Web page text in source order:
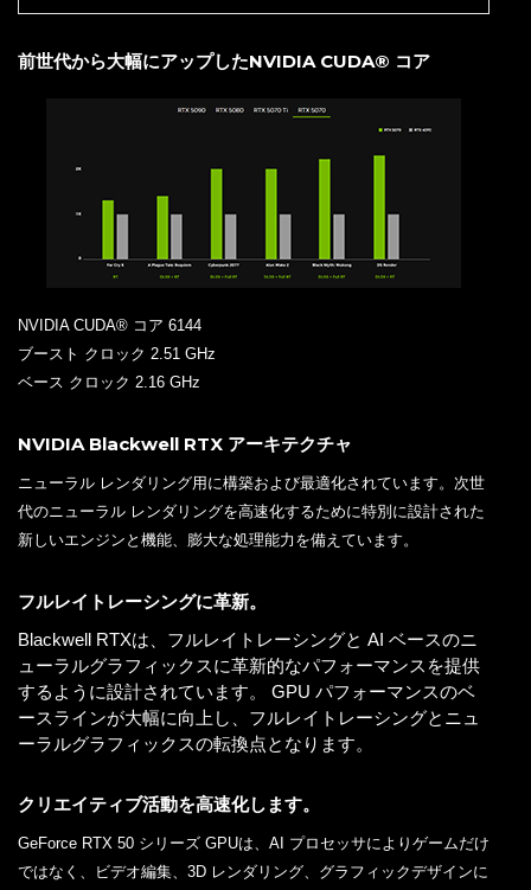
前世代から大幅にアップしたNVIDIA CUDA® コア
NVIDIA CUDA® コア 6144
ブースト クロック 2.51 GHz
ベース クロック 2.16 GHz
NVIDIA Blackwell RTX アーキテクチャ
ニューラル レンダリング用に構築および最適化されています。次世
代のニューラル レンダリングを高速化するために特別に設計された
新しいエンジンと機能、膨大な処理能力を備えています。
フルレイトレーシングに革新。
Blackwell RTXは、フルレイトレーシングと AI ベースのニ
ューラルグラフィックスに革新的なパフォーマンスを提供
するように設計されています。 GPU パフォーマンスのベ
ースラインが大幅に向上し、フルレイトレーシングとニュ
ーラルグラフィックスの転換点となります。
クリエイティブ活動を高速化します。
GeForce RTX 50 シリーズ GPUは、AI プロセッサによりゲームだけ
ではなく、ビデオ編集、3D レンダリング、グラフィックデザインに